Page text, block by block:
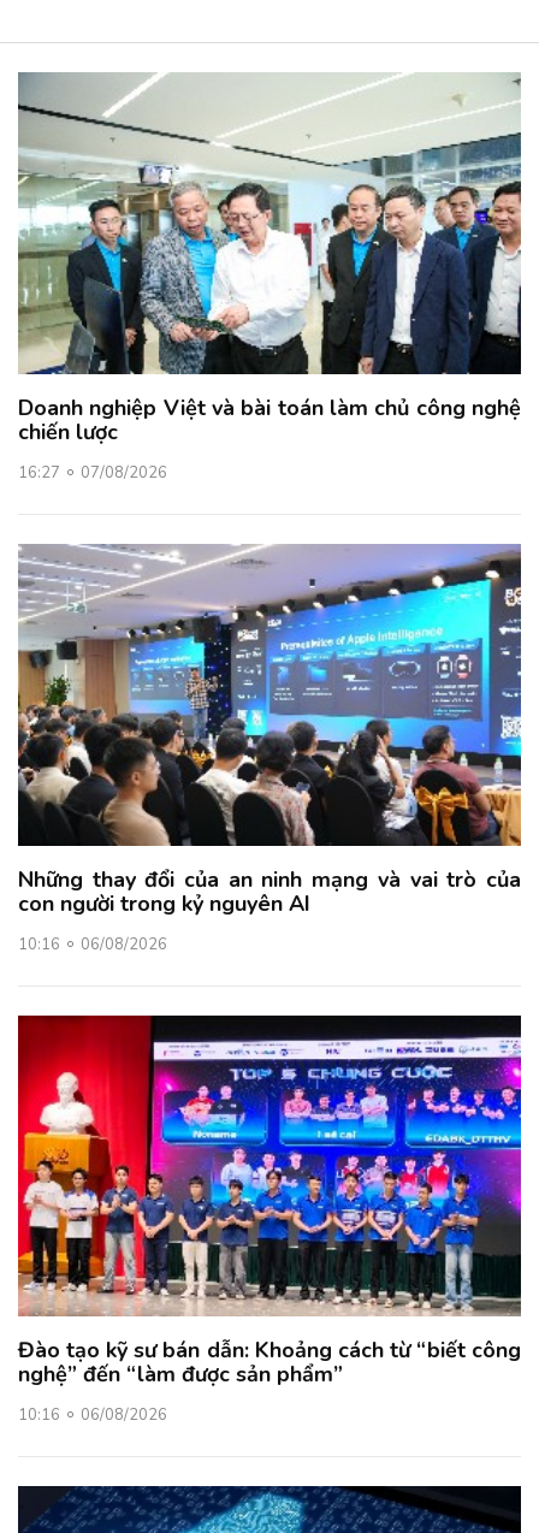
Doanh nghiệp Việt và bài toán làm chủ công nghệ
chiến lược
16:27 07/08/2026
Những thay đổi của an ninh mạng và vai trò của
con người trong kỷ nguyên AI
10:16 06/08/2026
Đào tạo kỹ sư bán dẫn: Khoảng cách từ “biết công
nghệ” đến “làm được sản phẩm”
10:16 06/08/2026